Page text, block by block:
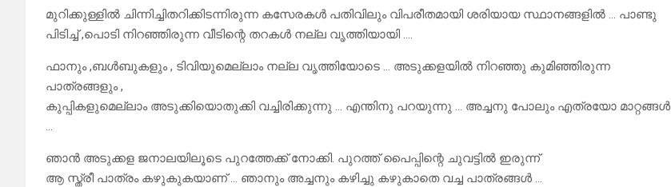
മുറിക്കുള്ളിൽ ചിന്നിച്ചിതറിക്കിടന്നിരുന്ന കസേരകൾ പതിവിലും വിപരീതമായി ശരിയായ സ്ഥാനങ്ങളിൽ … പാണ്ടു
പിടിച്ച് ,പൊടി നിറഞ്ഞിരുന്ന വീടിന്റെ തറകൾ നല്ല വൃത്തിയായി ….
ഫാനും ,ബൾബുകളും , ടിവിയുമെല്ലാം നല്ല വൃത്തിയോടെ … അടുക്കളയിൽ നിറഞ്ഞു കുമിഞ്ഞിരുന്ന
പാത്രങ്ങളും ,
കുപ്പികളുമെല്ലാം അടുക്കിയൊതുക്കി വച്ചിരിക്കുന്നു … എന്തിനു പറയുന്നു … അച്ചനു പോലും എത്രയോ മാറ്റങ്ങൾ
…
ഞാൻ അടുക്കള ജനാലയിലൂടെ പുറത്തേക്ക്‌ നോക്കി. പുറത്ത് പൈപ്പിന്റെ ചുവട്ടിൽ ഇരുന്ന്
ആ സ്ത്രീ പാത്രം കഴുകുകയാണ് … ഞാനും അച്ചനും കഴിച്ചു കഴുകാതെ വച്ച പാത്രങ്ങൾ …